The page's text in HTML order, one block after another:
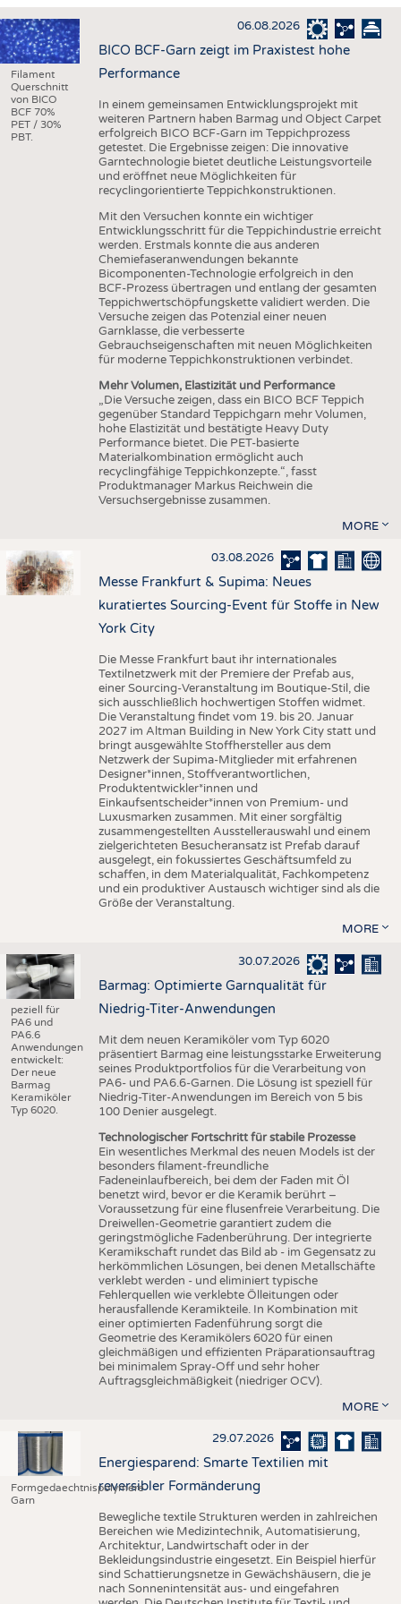
HAUS- UND HEIMTEXTILIEN
BEKLEIDUNG
TESTS
BUSINESS
UNTERNEHMEN
AUSSCHREIBUNGEN
DTV AUSSCHREIBUNGSDIENST
STATISTICS
ADRESSEN & LINKS
PUBLIKATIONEN
BRANCHENTERMINE
Filament
Querschnitt
von BICO
BCF 70%
PET / 30%
PBT.
06.08.2026
BICO BCF-Garn zeigt im Praxistest hohe
Performance
In einem gemeinsamen Entwicklungsprojekt mit
weiteren Partnern haben Barmag und Object Carpet
erfolgreich BICO BCF-Garn im Teppichprozess
getestet. Die Ergebnisse zeigen: Die innovative
Garntechnologie bietet deutliche Leistungsvorteile
und eröffnet neue Möglichkeiten für
recyclingorientierte Teppichkonstruktionen.
Mit den Versuchen konnte ein wichtiger
Entwicklungsschritt für die Teppichindustrie erreicht
werden. Erstmals konnte die aus anderen
Chemiefaseranwendungen bekannte
Bicomponenten-Technologie erfolgreich in den
BCF-Prozess übertragen und entlang der gesamten
Teppichwertschöpfungskette validiert werden. Die
Versuche zeigen das Potenzial einer neuen
Garnklasse, die verbesserte
Gebrauchseigenschaften mit neuen Möglichkeiten
für moderne Teppichkonstruktionen verbindet.
Mehr Volumen, Elastizität und Performance
„Die Versuche zeigen, dass ein BICO BCF Teppich
gegenüber Standard Teppichgarn mehr Volumen,
hohe Elastizität und bestätigte Heavy Duty
Performance bietet. Die PET-basierte
Materialkombination ermöglicht auch
recyclingfähige Teppichkonzepte.“, fasst
Produktmanager Markus Reichwein die
Versuchsergebnisse zusammen.
MORE
03.08.2026
Messe Frankfurt & Supima: Neues
kuratiertes Sourcing-Event für Stoffe in New
York City
Die Messe Frankfurt baut ihr internationales
Textilnetzwerk mit der Premiere der Prefab aus,
einer Sourcing-Veranstaltung im Boutique-Stil, die
sich ausschließlich hochwertigen Stoffen widmet.
Die Veranstaltung findet vom 19. bis 20. Januar
2027 im Altman Building in New York City statt und
bringt ausgewählte Stoffhersteller aus dem
Netzwerk der Supima-Mitglieder mit erfahrenen
Designer*innen, Stoffverantwortlichen,
Produktentwickler*innen und
Einkaufsentscheider*innen von Premium- und
Luxusmarken zusammen. Mit einer sorgfältig
zusammengestellten Ausstellerauswahl und einem
zielgerichteten Besucheransatz ist Prefab darauf
ausgelegt, ein fokussiertes Geschäftsumfeld zu
schaffen, in dem Materialqualität, Fachkompetenz
und ein produktiver Austausch wichtiger sind als die
Größe der Veranstaltung.
MORE
peziell für
PA6 und
PA6.6
Anwendungen
entwickelt:
Der neue
Barmag
Keramiköler
Typ 6020.
30.07.2026
Barmag: Optimierte Garnqualität für
Niedrig-Titer-Anwendungen
Mit dem neuen Keramiköler vom Typ 6020
präsentiert Barmag eine leistungsstarke Erweiterung
seines Produktportfolios für die Verarbeitung von
PA6- und PA6.6-Garnen. Die Lösung ist speziell für
Niedrig-Titer-Anwendungen im Bereich von 5 bis
100 Denier ausgelegt.
Technologischer Fortschritt für stabile Prozesse
Ein wesentliches Merkmal des neuen Models ist der
besonders filament-freundliche
Fadeneinlaufbereich, bei dem der Faden mit Öl
benetzt wird, bevor er die Keramik berührt –
Voraussetzung für eine flusenfreie Verarbeitung. Die
Dreiwellen-Geometrie garantiert zudem die
geringstmögliche Fadenberührung. Der integrierte
Keramikschaft rundet das Bild ab - im Gegensatz zu
herkömmlichen Lösungen, bei denen Metallschäfte
verklebt werden - und eliminiert typische
Fehlerquellen wie verklebte Ölleitungen oder
herausfallende Keramikteile. In Kombination mit
einer optimierten Fadenführung sorgt die
Geometrie des Keramikölers 6020 für einen
gleichmäßigen und effizienten Präparationsauftrag
bei minimalem Spray-Off und sehr hoher
Auftragsgleichmäßigkeit (niedriger OCV).
MORE
Formgedaechtnispolymere
Garn
29.07.2026
Energiesparend: Smarte Textilien mit
reversibler Formänderung
Bewegliche textile Strukturen werden in zahlreichen
Bereichen wie Medizintechnik, Automatisierung,
Architektur, Landwirtschaft oder in der
Bekleidungsindustrie eingesetzt. Ein Beispiel hierfür
sind Schattierungsnetze in Gewächshäusern, die je
nach Sonnenintensität aus- und eingefahren